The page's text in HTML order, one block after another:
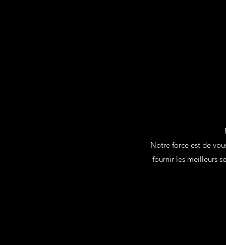
Notre force est de
fournir les meilleurs